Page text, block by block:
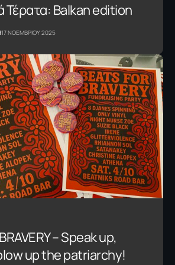
Τέρατα: Balkan edition
17 ΝΟΕΜΒΡΙΟΥ 2025
– Speak up,
up the patriarchy!